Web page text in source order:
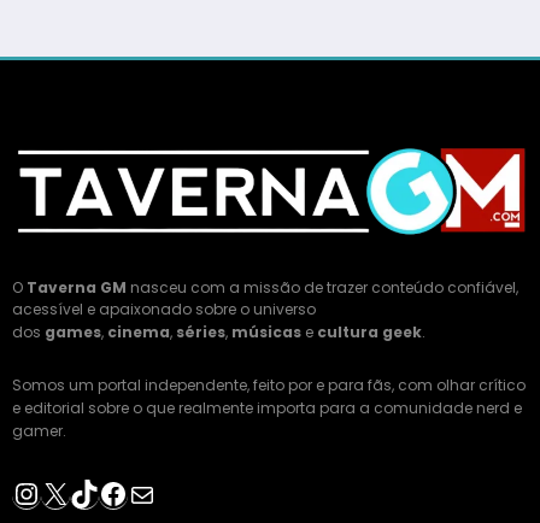
O Taverna GM nasceu com a missão de trazer conteúdo confiável,
acessível e apaixonado sobre o universo
dos games, cinema, séries, músicas e cultura geek.
Somos um portal independente, feito por e para fãs, com olhar crítico
e editorial sobre o que realmente importa para a comunidade nerd e
gamer.
Instagram
X TikTok
Facebook
E-mail